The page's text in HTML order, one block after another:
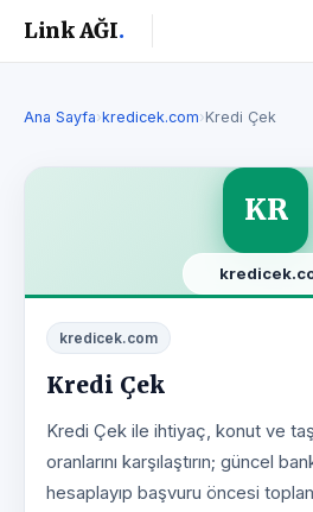
Link AĞI.
Ana Sayfa›kredicek.com›Kredi Çek
KR
kredicek.com
Kredi Çek
Kredi Çek ile ihtiyaç, konut ve
oranlarını karşılaştırın; güncel
hesaplayıp başvuru öncesi